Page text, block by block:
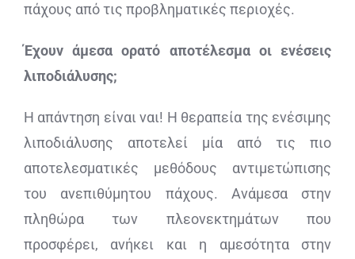
πάχους από τις προβληματικές περιοχές.
Έχουν άμεσα ορατό αποτέλεσμα οι ενέσεις
λιποδιάλυσης;
Η απάντηση είναι ναι! Η θεραπεία της ενέσιμης
λιποδιάλυσης αποτελεί μία από τις πιο
αποτελεσματικές μεθόδους αντιμετώπισης
του ανεπιθύμητου πάχους. Ανάμεσα στην
πληθώρα των πλεονεκτημάτων που
προσφέρει, ανήκει και η αμεσότητα στην